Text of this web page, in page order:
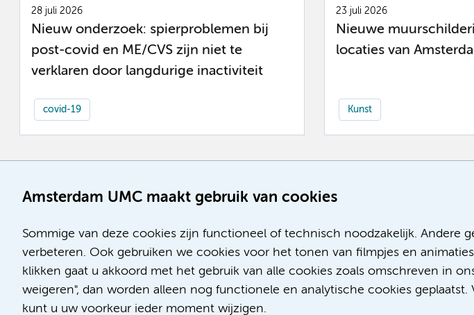
Amsterdam UMC maakt gebruik van cookies
Sommige van deze cookies zijn functioneel of technisch noodzakelijk. Andere
verbeteren. Ook gebruiken we cookies voor het tonen van filmpjes en
klikken gaat u akkoord met het gebruik van alle cookies zoals omschreven in
weigeren", dan worden alleen nog functionele en analytische cookies
kunt u uw voorkeur ieder moment wijzigen.
28 juli 2026
Nieuw onderzoek: spierproblemen bij
post-covid en ME/CVS zijn niet te
verklaren door langdurige inactiviteit
covid-19
23 juli 2026
Nieuwe
locaties van
Kunst